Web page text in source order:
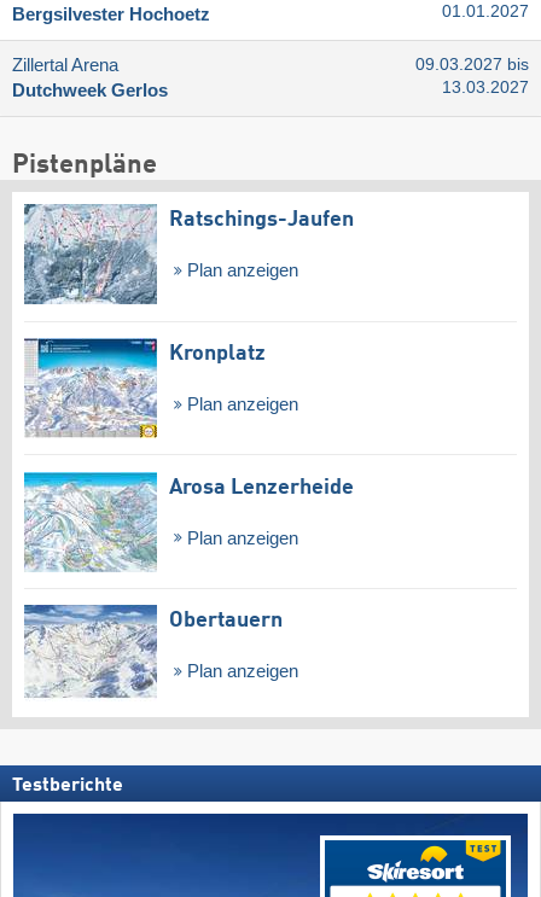
Bergsilvester Hochoetz
01.01.2027
Zillertal Arena
Dutchweek Gerlos
09.03.2027 bis
13.03.2027
Pistenpläne
Ratschings-Jaufen
Plan anzeigen
Kronplatz
Plan anzeigen
Arosa Lenzerheide
Plan anzeigen
Obertauern
Plan anzeigen
Testberichte